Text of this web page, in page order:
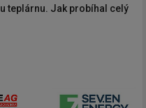
teplárnu. Jak probíhal celý